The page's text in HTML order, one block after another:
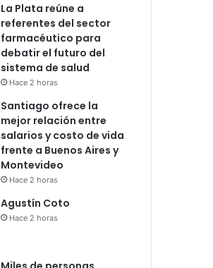
La Plata reúne a
referentes del sector
farmacéutico para
debatir el futuro del
sistema de salud
Hace 2 horas
Santiago ofrece la
mejor relación entre
salarios y costo de vida
frente a Buenos Aires y
Montevideo
Hace 2 horas
Agustín Coto
Hace 2 horas